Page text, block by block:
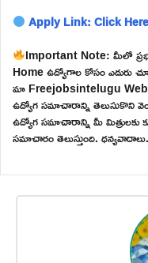
Apply Link: Click Here
Important Note: మీలో
Home ఉద్యోగాల కోసం ఎదురు
మా Freejobsintelugu
ఉద్యోగ సమాచారాన్ని తెలుసుకొని
ఉద్యోగ సమాచారాన్ని మీ
సమాచారం తెలుస్తుంది. ధన్యవాదాలు.